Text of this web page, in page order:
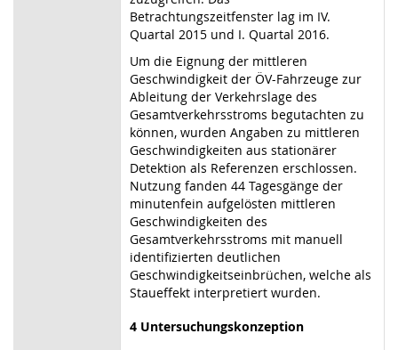
Betrachtungszeitfenster lag im IV.
Quartal 2015 und I. Quartal 2016.
Um die Eignung der mittleren
Geschwindigkeit der ÖV-Fahrzeuge zur
Ableitung der Verkehrslage des
Gesamtverkehrsstroms begutachten zu
können, wurden Angaben zu mittleren
Geschwindigkeiten aus stationärer
Detektion als Referenzen erschlossen.
Nutzung fanden 44 Tagesgänge der
minutenfein aufgelösten mittleren
Geschwindigkeiten des
Gesamtverkehrsstroms mit manuell
identifizierten deutlichen
Geschwindigkeitseinbrüchen, welche als
Staueffekt interpretiert wurden.
4 Untersuchungskonzeption